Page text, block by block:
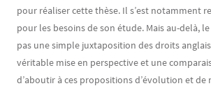
pour réaliser cette thèse. Il s’est notamment
pour les besoins de son étude. Mais au-delà,
pas une simple juxtaposition des droits
véritable mise en perspective et une
d’aboutir à ces propositions d’évolution et de